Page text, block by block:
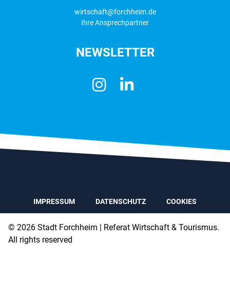
wirtschaft@forchheim.de
Ihre Ansprechpartner
NEWSLETTER
IMPRESSUM DATENSCHUTZ COOKIES
© 2026 Stadt Forchheim | Referat Wirtschaft & Tourismus.
All rights reserved